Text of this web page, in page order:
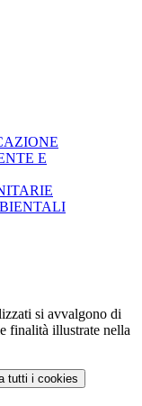
E
si avvalgono di
finalità illustrate nella
tutti i cookies